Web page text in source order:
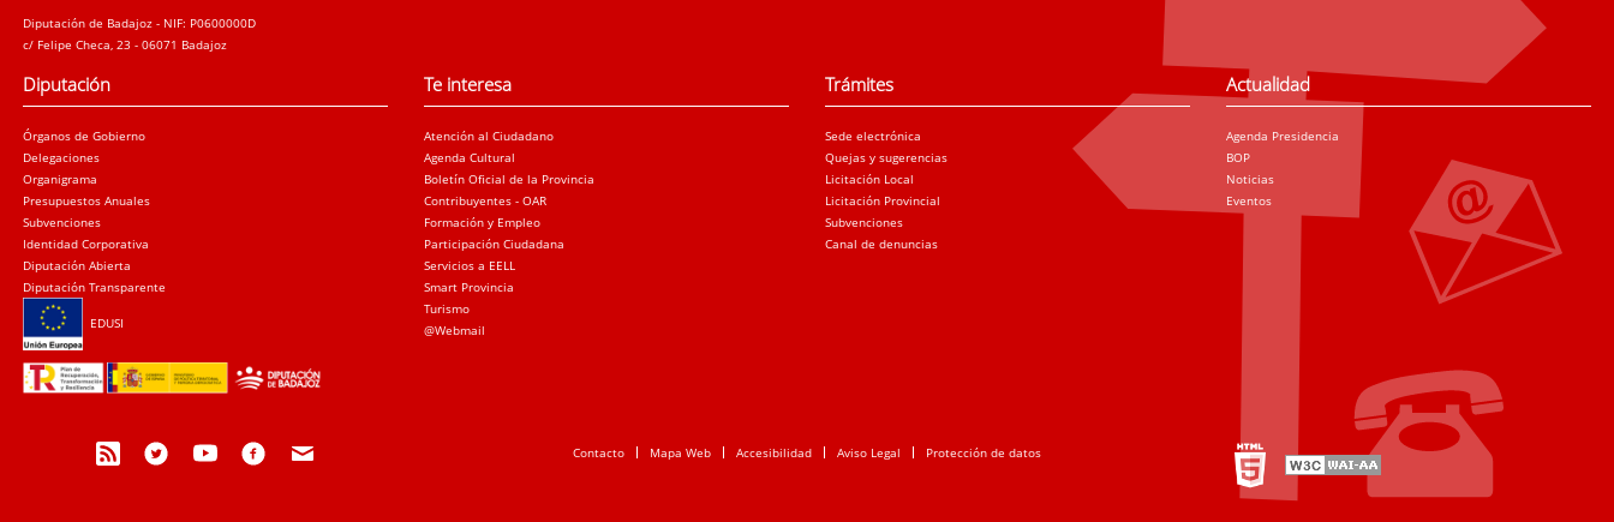
Diputación de Badajoz - NIF: P0600000D
c/ Felipe Checa, 23 - 06071 Badajoz
Diputación
Órganos de Gobierno
Delegaciones
Organigrama
Presupuestos Anuales
Subvenciones
Identidad Corporativa
Diputación Abierta
Diputación Transparente
EDUSI
Te interesa
Atención al Ciudadano
Agenda Cultural
Boletín Oficial de la Provincia
Contribuyentes - OAR
Formación y Empleo
Participación Ciudadana
Servicios a EELL
Smart Provincia
Turismo
@Webmail
Trámites
Sede electrónica
Quejas y sugerencias
Licitación Local
Licitación Provincial
Subvenciones
Canal de denuncias
Actualidad
Agenda Presidencia
BOP
Noticias
Eventos
Contacto Mapa Web Accesibilidad Aviso Legal Protección de datos